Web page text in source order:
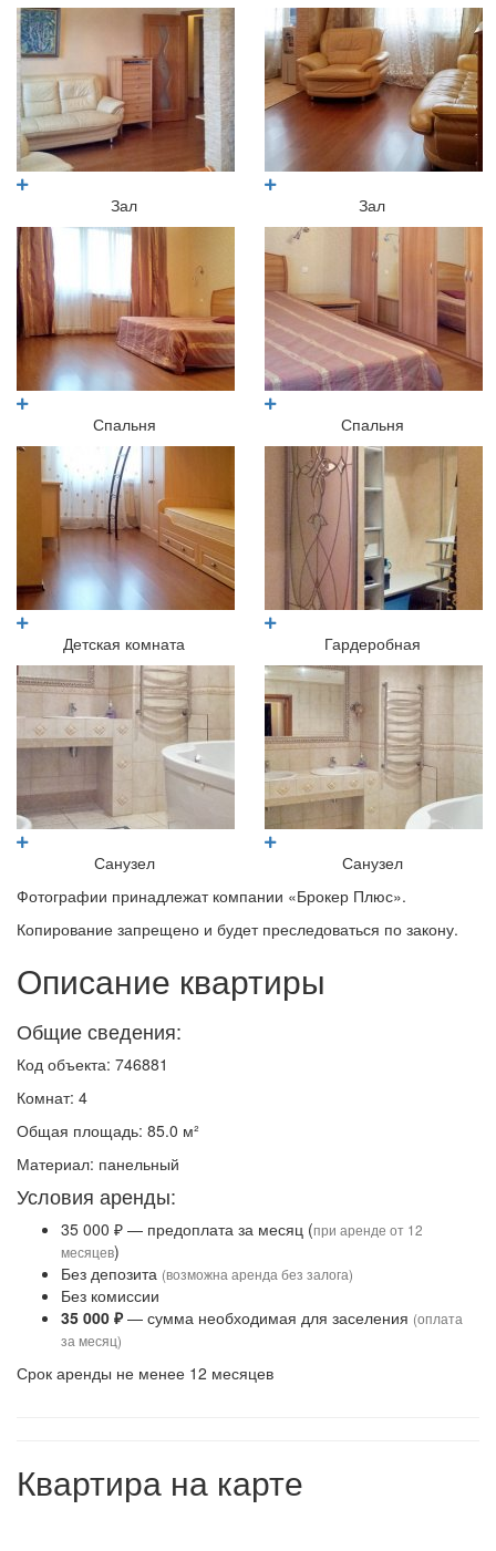
Зал Зал
Спальня Спальня
Детская комната Гардеробная
Санузел
Санузел
Фотографии принадлежат компании «Брокер Плюс».
Копирование запрещено и будет преследоваться по закону.
Описание квартиры
Общие сведения:
Код объекта: 746881
Комнат: 4
Общая площадь: 85.0 м²
Материал: панельный
Условия аренды:
35 000 ₽ — предоплата за месяц (при аренде от 12
месяцев)
Без депозита (возможна аренда без залога)
Без комиссии
35 000 ₽— сумма необходимая для заселения (оплата
за месяц)
Срок аренды не менее 12 месяцев
Квартира на карте